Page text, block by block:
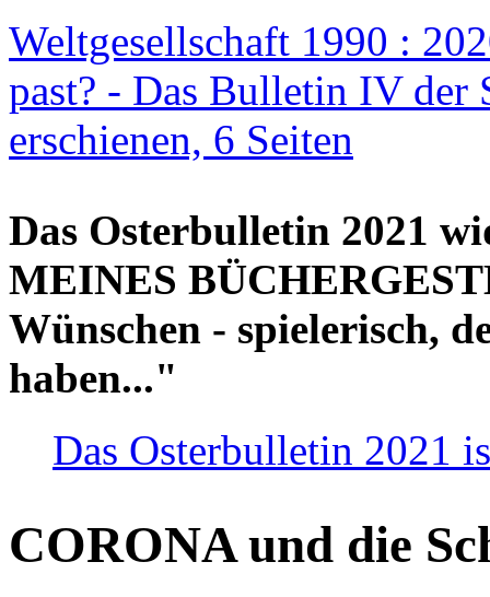
Weltgesellschaft 1990 :
past? - Das Bulletin IV der
erschienen, 6 Seiten
Das Osterbulletin 2021
MEINES
Wünschen - spielerisch,
haben..."
Das Osterbulletin 2021
CORONA und die